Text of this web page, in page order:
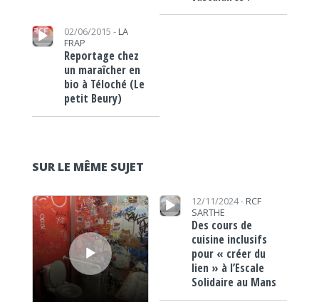
Lecteur audio
02/06/2015 - LA
FRAP
Reportage chez
un maraîcher en
bio à Téloché (Le
petit Beury)
SUR LE MÊME SUJET
Lecteur audio
Lecteur audio 12/11/2024 - RCF
SARTHE
Des cours de
cuisine inclusifs
pour « créer du
lien » à l’Escale
Solidaire au Mans